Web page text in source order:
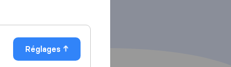
Réglages